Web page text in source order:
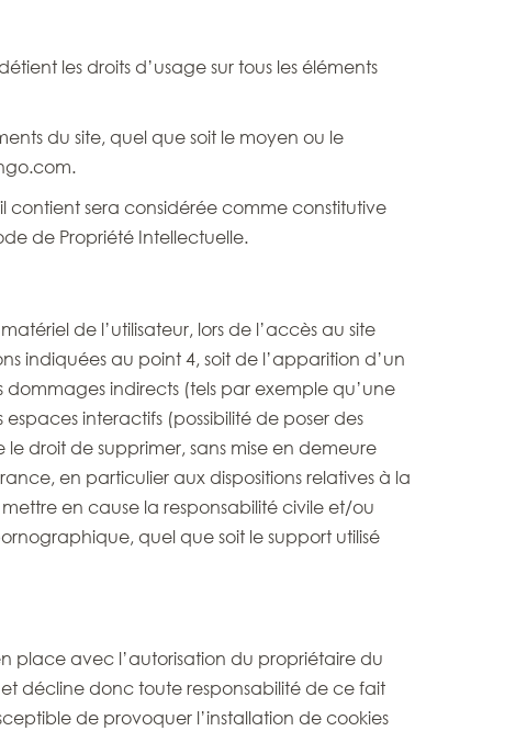
les droits d’usage sur tous les éléments
du site, quel que soit le moyen ou le
contient sera considérée comme constitutive
de Propriété Intellectuelle.
de l’utilisateur, lors de l’accès au site
indiquées au point 4, soit de l’apparition d’un
indirects (tels par exemple qu’une
interactifs (possibilité de poser des
le droit de supprimer, sans mise en demeure
en particulier aux dispositions relatives à la
en cause la responsabilité civile et/ou
quel que soit le support utilisé
place avec l’autorisation du propriétaire du
et décline donc toute responsabilité de ce fait
de provoquer l’installation de cookies